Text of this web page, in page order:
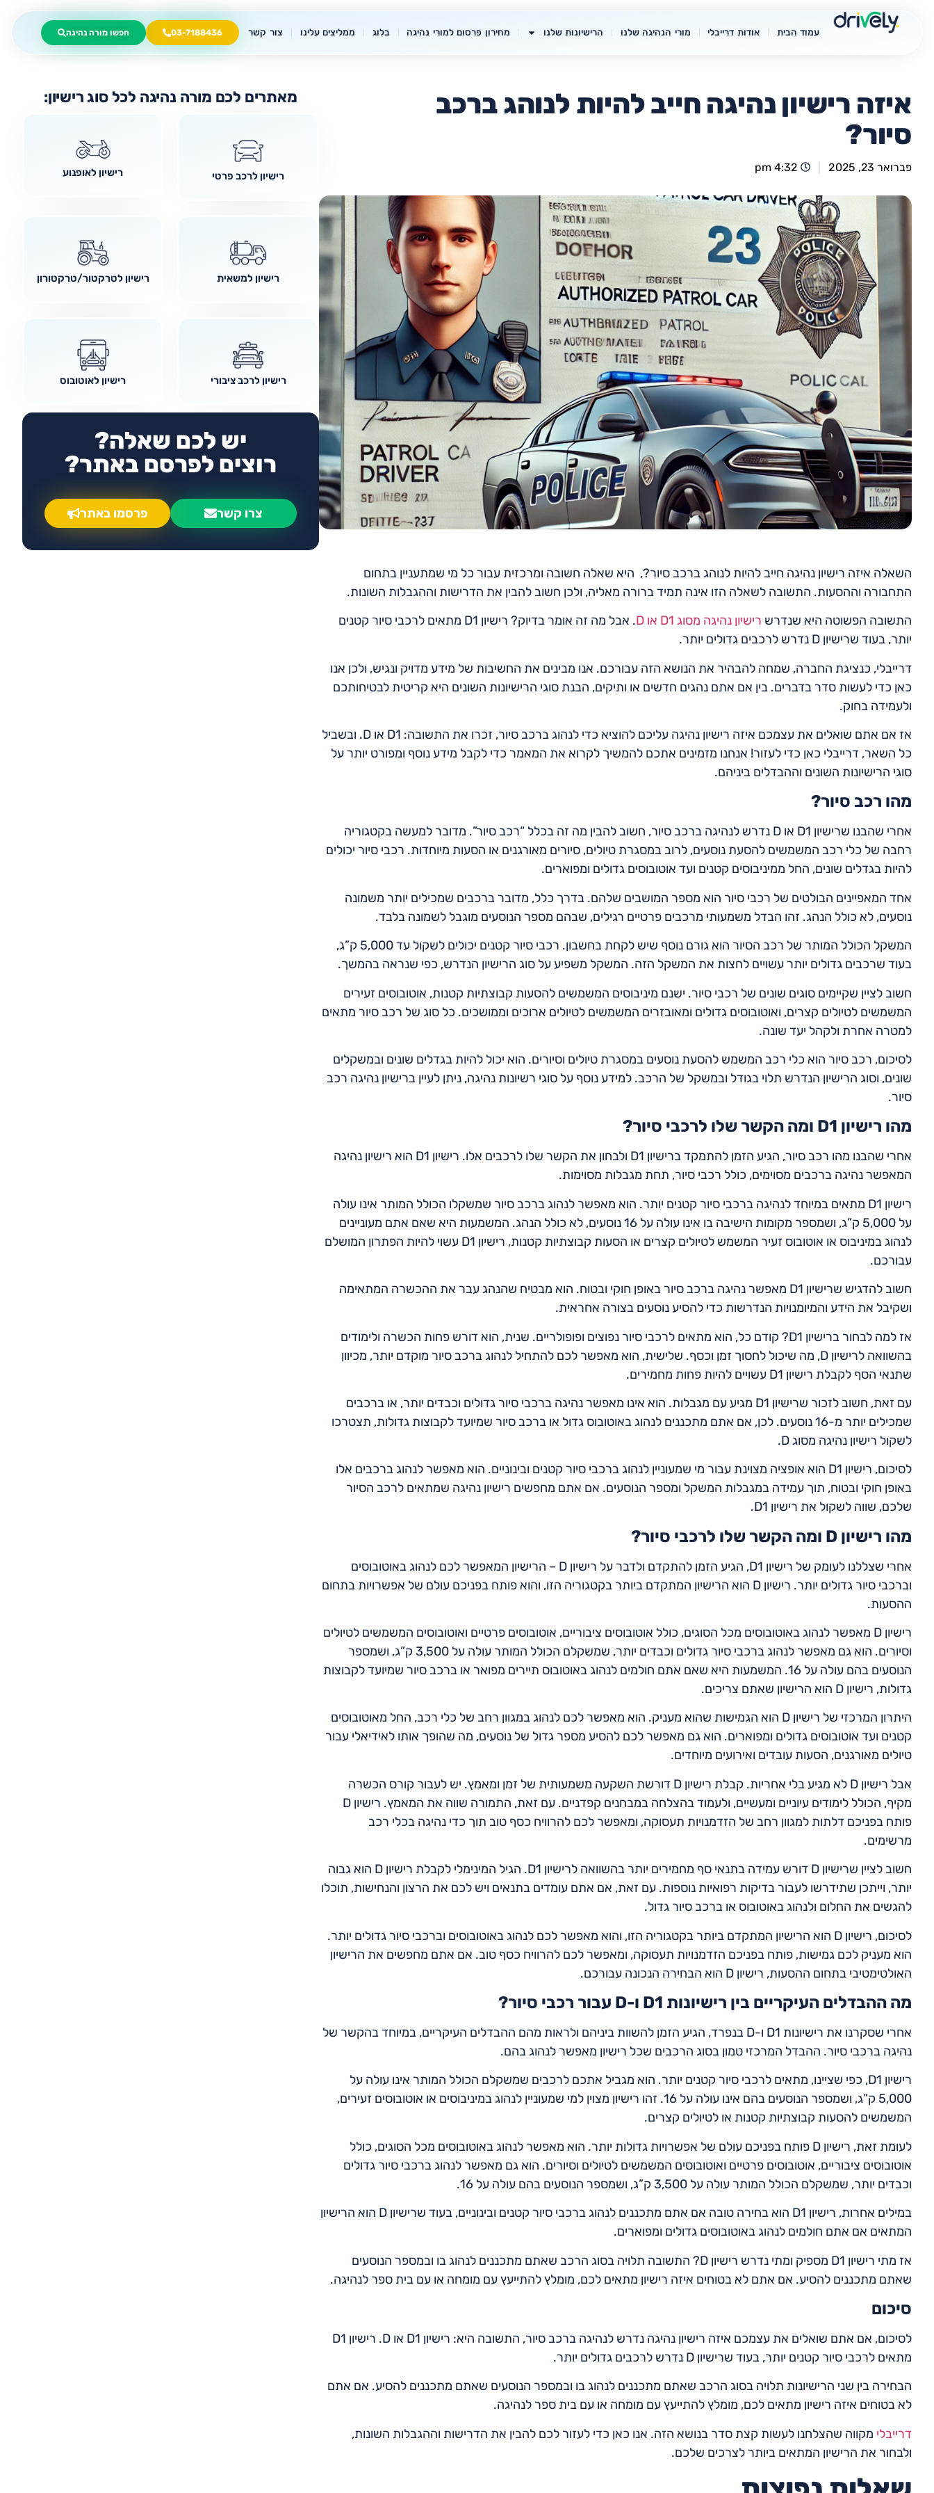
עמוד הבית אודות דרייבלי מורי הנהיגה שלנו הרישיונות שלנו מחירון פרסום למורי נהיגה בלוג ממליצים עלינו צור קשר 03-7188436 חפשו מורה נהיגה
איזה רישיון נהיגה חייב להיות לנוהג ברכב
סיור?
פברואר 23, 2025 4:32 pm
השאלה איזה רישיון נהיגה חייב להיות לנוהג ברכב סיור?, היא שאלה חשובה ומרכזית עבור כל מי שמתעניין בתחום
התחבורה וההסעות. התשובה לשאלה הזו אינה תמיד ברורה מאליה, ולכן חשוב להבין את הדרישות וההגבלות השונות.
התשובה הפשוטה היא שנדרש רישיון נהיגה מסוג D1 או D
. אבל מה זה אומר בדיוק? רישיון D1 מתאים לרכבי סיור קטנים
יותר, בעוד שרישיון D נדרש לרכבים גדולים יותר.
דרייבלי, כנציגת החברה, שמחה להבהיר את הנושא הזה עבורכם. אנו מבינים את החשיבות של מידע מדויק ונגיש, ולכן אנו
כאן כדי לעשות סדר בדברים. בין אם אתם נהגים חדשים או ותיקים, הבנת סוגי הרישיונות השונים היא קריטית לבטיחותכם
ולעמידה בחוק.
אז אם אתם שואלים את עצמכם איזה רישיון נהיגה עליכם להוציא כדי לנהוג ברכב סיור, זכרו את התשובה: D1 או D. ובשביל
כל השאר, דרייבלי כאן כדי לעזור! אנחנו מזמינים אתכם להמשיך לקרוא את המאמר כדי לקבל מידע נוסף ומפורט יותר על
סוגי הרישיונות השונים וההבדלים ביניהם.
מהו רכב סיור?
אחרי שהבנו שרישיון D1 או D נדרש לנהיגה ברכב סיור, חשוב להבין מה זה בכלל “רכב סיור”. מדובר למעשה בקטגוריה
רחבה של כלי רכב המשמשים להסעת נוסעים, לרוב במסגרת טיולים, סיורים מאורגנים או הסעות מיוחדות. רכבי סיור יכולים
להיות בגדלים שונים, החל ממיניבוסים קטנים ועד אוטובוסים גדולים ומפוארים.
אחד המאפיינים הבולטים של רכבי סיור הוא מספר המושבים שלהם. בדרך כלל, מדובר ברכבים שמכילים יותר משמונה
נוסעים, לא כולל הנהג. זהו הבדל משמעותי מרכבים פרטיים רגילים, שבהם מספר הנוסעים מוגבל לשמונה בלבד.
המשקל הכולל המותר של רכב הסיור הוא גורם נוסף שיש לקחת בחשבון. רכבי סיור קטנים יכולים לשקול עד 5,000 ק”ג,
בעוד שרכבים גדולים יותר עשויים לחצות את המשקל הזה. המשקל משפיע על סוג הרישיון הנדרש, כפי שנראה בהמשך.
חשוב לציין שקיימים סוגים שונים של רכבי סיור. ישנם מיניבוסים המשמשים להסעות קבוצתיות קטנות, אוטובוסים זעירים
המשמשים לטיולים קצרים, ואוטובוסים גדולים ומאובזרים המשמשים לטיולים ארוכים וממושכים. כל סוג של רכב סיור מתאים
למטרה אחרת ולקהל יעד שונה.
לסיכום, רכב סיור הוא כלי רכב המשמש להסעת נוסעים במסגרת טיולים וסיורים. הוא יכול להיות בגדלים שונים ובמשקלים
שונים, וסוג הרישיון הנדרש תלוי בגודל ובמשקל של הרכב. למידע נוסף על סוגי רשיונות נהיגה, ניתן לעיין ברישיון נהיגה רכב
סיור.
מהו רישיון D1 ומה הקשר שלו לרכבי סיור?
אחרי שהבנו מהו רכב סיור, הגיע הזמן להתמקד ברישיון D1 ולבחון את הקשר שלו לרכבים אלו. רישיון D1 הוא רישיון נהיגה
המאפשר נהיגה ברכבים מסוימים, כולל רכבי סיור, תחת מגבלות מסוימות.
רישיון D1 מתאים במיוחד לנהיגה ברכבי סיור קטנים יותר. הוא מאפשר לנהוג ברכב סיור שמשקלו הכולל המותר אינו עולה
על 5,000 ק”ג, ושמספר מקומות הישיבה בו אינו עולה על 16 נוסעים, לא כולל הנהג. המשמעות היא שאם אתם מעוניינים
לנהוג במיניבוס או אוטובוס זעיר המשמש לטיולים קצרים או הסעות קבוצתיות קטנות, רישיון D1 עשוי להיות הפתרון המושלם
עבורכם.
חשוב להדגיש שרישיון D1 מאפשר נהיגה ברכב סיור באופן חוקי ובטוח. הוא מבטיח שהנהג עבר את ההכשרה המתאימה
ושקיבל את הידע והמיומנויות הנדרשות כדי להסיע נוסעים בצורה אחראית.
אז למה לבחור ברישיון D1? קודם כל, הוא מתאים לרכבי סיור נפוצים ופופולריים. שנית, הוא דורש פחות הכשרה ולימודים
בהשוואה לרישיון D, מה שיכול לחסוך זמן וכסף. שלישית, הוא מאפשר לכם להתחיל לנהוג ברכב סיור מוקדם יותר, מכיוון
שתנאי הסף לקבלת רישיון D1 עשויים להיות פחות מחמירים.
עם זאת, חשוב לזכור שרישיון D1 מגיע עם מגבלות. הוא אינו מאפשר נהיגה ברכבי סיור גדולים וכבדים יותר, או ברכבים
שמכילים יותר מ-16 נוסעים. לכן, אם אתם מתכננים לנהוג באוטובוס גדול או ברכב סיור שמיועד לקבוצות גדולות, תצטרכו
לשקול רישיון נהיגה מסוג D.
לסיכום, רישיון D1 הוא אופציה מצוינת עבור מי שמעוניין לנהוג ברכבי סיור קטנים ובינוניים. הוא מאפשר לנהוג ברכבים אלו
באופן חוקי ובטוח, תוך עמידה במגבלות המשקל ומספר הנוסעים. אם אתם מחפשים רישיון נהיגה שמתאים לרכב הסיור
שלכם, שווה לשקול את רישיון D1.
מהו רישיון D ומה הקשר שלו לרכבי סיור?
אחרי שצללנו לעומק של רישיון D1, הגיע הזמן להתקדם ולדבר על רישיון D – הרישיון המאפשר לכם לנהוג באוטובוסים
וברכבי סיור גדולים יותר. רישיון D הוא הרישיון המתקדם ביותר בקטגוריה הזו, והוא פותח בפניכם עולם של אפשרויות בתחום
ההסעות.
רישיון D מאפשר לנהוג באוטובוסים מכל הסוגים, כולל אוטובוסים ציבוריים, אוטובוסים פרטיים ואוטובוסים המשמשים לטיולים
וסיורים. הוא גם מאפשר לנהוג ברכבי סיור גדולים וכבדים יותר, שמשקלם הכולל המותר עולה על 3,500 ק”ג, ושמספר
הנוסעים בהם עולה על 16. המשמעות היא שאם אתם חולמים לנהוג באוטובוס תיירים מפואר או ברכב סיור שמיועד לקבוצות
גדולות, רישיון D הוא הרישיון שאתם צריכים.
היתרון המרכזי של רישיון D הוא הגמישות שהוא מעניק. הוא מאפשר לכם לנהוג במגוון רחב של כלי רכב, החל מאוטובוסים
קטנים ועד אוטובוסים גדולים ומפוארים. הוא גם מאפשר לכם להסיע מספר גדול של נוסעים, מה שהופך אותו לאידיאלי עבור
טיולים מאורגנים, הסעות עובדים ואירועים מיוחדים.
אבל רישיון D לא מגיע בלי אחריות. קבלת רישיון D דורשת השקעה משמעותית של זמן ומאמץ. יש לעבור קורס הכשרה
מקיף, הכולל לימודים עיוניים ומעשיים, ולעמוד בהצלחה במבחנים קפדניים. עם זאת, התמורה שווה את המאמץ. רישיון D
פותח בפניכם דלתות למגוון רחב של הזדמנויות תעסוקה, ומאפשר לכם להרוויח כסף טוב תוך כדי נהיגה בכלי רכב
מרשימים.
חשוב לציין שרישיון D דורש עמידה בתנאי סף מחמירים יותר בהשוואה לרישיון D1. הגיל המינימלי לקבלת רישיון D הוא גבוה
יותר, וייתכן שתידרשו לעבור בדיקות רפואיות נוספות. עם זאת, אם אתם עומדים בתנאים ויש לכם את הרצון והנחישות, תוכלו
להגשים את החלום ולנהוג באוטובוס או ברכב סיור גדול.
לסיכום, רישיון D הוא הרישיון המתקדם ביותר בקטגוריה הזו, והוא מאפשר לכם לנהוג באוטובוסים וברכבי סיור גדולים יותר.
הוא מעניק לכם גמישות, פותח בפניכם הזדמנויות תעסוקה, ומאפשר לכם להרוויח כסף טוב. אם אתם מחפשים את הרישיון
האולטימטיבי בתחום ההסעות, רישיון D הוא הבחירה הנכונה עבורכם.
מה ההבדלים העיקריים בין רישיונות D1 ו-D עבור רכבי סיור?
אחרי שסקרנו את רישיונות D1 ו-D בנפרד, הגיע הזמן להשוות ביניהם ולראות מהם ההבדלים העיקריים, במיוחד בהקשר של
נהיגה ברכבי סיור. ההבדל המרכזי טמון בסוג הרכבים שכל רישיון מאפשר לנהוג בהם.
רישיון D1, כפי שציינו, מתאים לרכבי סיור קטנים יותר. הוא מגביל אתכם לרכבים שמשקלם הכולל המותר אינו עולה על
5,000 ק”ג, ושמספר הנוסעים בהם אינו עולה על 16. זהו רישיון מצוין למי שמעוניין לנהוג במיניבוסים או אוטובוסים זעירים,
המשמשים להסעות קבוצתיות קטנות או לטיולים קצרים.
לעומת זאת, רישיון D פותח בפניכם עולם של אפשרויות גדולות יותר. הוא מאפשר לנהוג באוטובוסים מכל הסוגים, כולל
אוטובוסים ציבוריים, אוטובוסים פרטיים ואוטובוסים המשמשים לטיולים וסיורים. הוא גם מאפשר לנהוג ברכבי סיור גדולים
וכבדים יותר, שמשקלם הכולל המותר עולה על 3,500 ק”ג, ושמספר הנוסעים בהם עולה על 16.
במילים אחרות, רישיון D1 הוא בחירה טובה אם אתם מתכננים לנהוג ברכבי סיור קטנים ובינוניים, בעוד שרישיון D הוא הרישיון
המתאים אם אתם חולמים לנהוג באוטובוסים גדולים ומפוארים.
אז מתי רישיון D1 מספיק ומתי נדרש רישיון D? התשובה תלויה בסוג הרכב שאתם מתכננים לנהוג בו ובמספר הנוסעים
שאתם מתכננים להסיע. אם אתם לא בטוחים איזה רישיון מתאים לכם, מומלץ להתייעץ עם מומחה או עם בית ספר לנהיגה.
סיכום
לסיכום, אם אתם שואלים את עצמכם איזה רישיון נהיגה נדרש לנהיגה ברכב סיור, התשובה היא: רישיון D1 או D. רישיון D1
מתאים לרכבי סיור קטנים יותר, בעוד שרישיון D נדרש לרכבים גדולים יותר.
הבחירה בין שני הרישיונות תלויה בסוג הרכב שאתם מתכננים לנהוג בו ובמספר הנוסעים שאתם מתכננים להסיע. אם אתם
לא בטוחים איזה רישיון מתאים לכם, מומלץ להתייעץ עם מומחה או עם בית ספר לנהיגה.
דרייבלי מקווה שהצלחנו לעשות קצת סדר בנושא הזה. אנו כאן כדי לעזור לכם להבין את הדרישות וההגבלות השונות,
ולבחור את הרישיון המתאים ביותר לצרכים שלכם.
מאתרים לכם מורה נהיגה לכל סוג רישיון:
רישיון לרכב פרטי רישיון לאופנוע
רישיון למשאית רישיון לטרקטור/טרקטורון
רישיון לרכב ציבורי רישיון לאוטובוס
יש לכם שאלה?
רוצים לפרסם באתר?
צרו קשר פרסמו באתר